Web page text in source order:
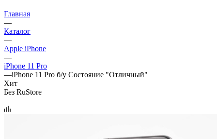
Главная
—
Каталог
—
Apple iPhone
—
iPhone 11 Pro
—iPhone 11 Pro б/у Состояние "Отличный"
Хит
Без RuStore